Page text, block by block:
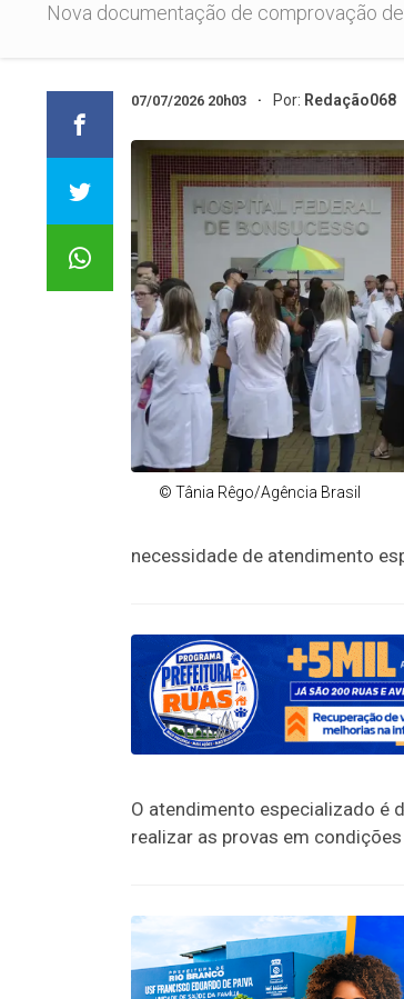
Nova documentação de comprovação
07/07/2026 20h03 Por: Redação068
© Tânia Rêgo/Agência Brasil
necessidade de atendimento
O atendimento especializado é
realizar as provas em